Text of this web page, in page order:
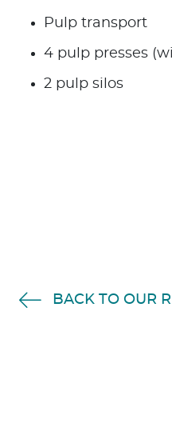
Pulp transport
4 pulp presses
2 pulp silos
BACK TO OUR